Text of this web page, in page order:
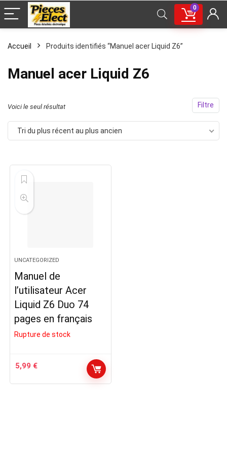
0
Accueil Produits identifiés “Manuel acer Liquid Z6”
Manuel acer Liquid Z6
Filtre
Voici le seul résultat
Tri du plus récent au plus ancien
UNCATEGORIZED
Manuel de
l’utilisateur Acer
Liquid Z6 Duo 74
pages en français
Rupture de stock
5,99 €